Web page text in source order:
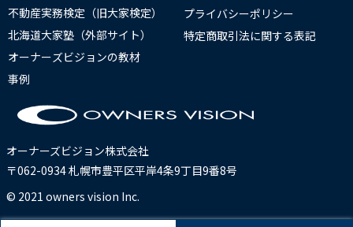
オーナーズビジョン株式会社
〒062-0934 札幌市豊平区平岸4条9丁目9番8号
© 2021 owners vision Inc.
不動産実務検定（旧大家検定）
北海道大家塾（外部サイト）
オーナーズビジョンの教材
事例
プライバシーポリシー
特定商取引法に関する表記